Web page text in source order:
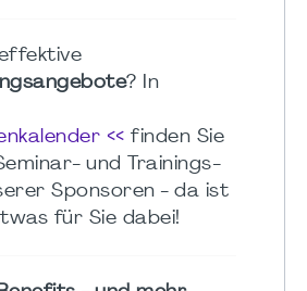
? In
<< finden Sie
und Trainings-
Sponsoren - da ist
für Sie dabei!